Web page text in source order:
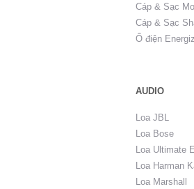
Cáp & Sạc
Cáp & Sạc
Ổ điện
AUDIO
Loa JBL
Loa Bose
Loa Ultimate
Loa Harman
Loa Marshall